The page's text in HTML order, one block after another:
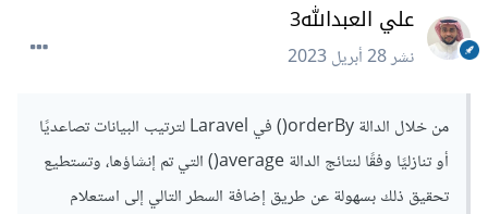
علي العبدالله3
نشر28 أبريل 2023
من خلال الدالة orderBy() في Laravel لترتيب البيانات تصاعديًا
أو تنازليًا وفقًا لنتائج الدالة average() التي تم إنشاؤها، وتستطيع
تحقيق ذلك بسهولة عن طريق إضافة السطر التالي إلى استعلام